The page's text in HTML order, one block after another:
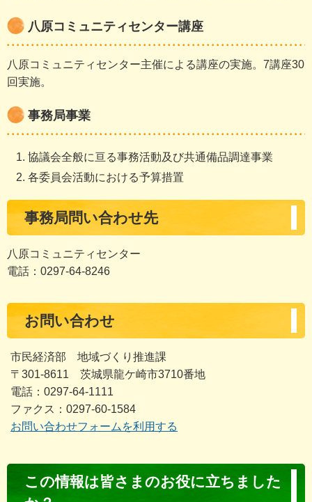
八原コミュニティセンター講座
八原コミュニティセンター主催による講座の実施。7講座30
回実施。
事務局事業
協議会全般に亘る事務活動及び共通備品調達事業
各委員会活動における予算措置
事務局問い合わせ先
八原コミュニティセンター
電話：0297-64-8246
お問い合わせ
市民経済部 地域づくり推進課
〒301-8611 茨城県龍ケ崎市3710番地
電話：0297-64-1111
ファクス：0297-60-1584
お問い合わせフォームを利用する
ン
この情報は皆さまのお役に立ちました